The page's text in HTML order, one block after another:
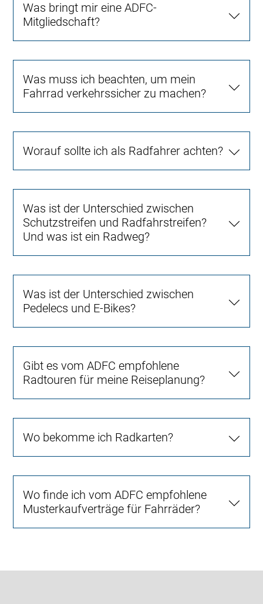
Was bringt mir eine ADFC-
Mitgliedschaft?
Was muss ich beachten, um mein
Fahrrad verkehrssicher zu machen?
Worauf sollte ich als Radfahrer achten?
Was ist der Unterschied zwischen
Schutzstreifen und Radfahrstreifen?
Und was ist ein Radweg?
Was ist der Unterschied zwischen
Pedelecs und E-Bikes?
Gibt es vom ADFC empfohlene
Radtouren für meine Reiseplanung?
Wo bekomme ich Radkarten?
Wo finde ich vom ADFC empfohlene
Musterkaufverträge für Fahrräder?